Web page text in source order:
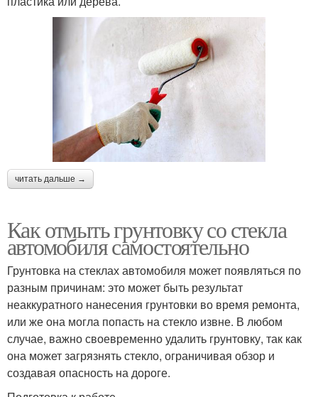
читать дальше →
Как отмыть грунтовку со стекла
автомобиля самостоятельно
Грунтовка на стеклах автомобиля может появляться по
разным причинам: это может быть результат
неаккуратного нанесения грунтовки во время ремонта,
или же она могла попасть на стекло извне. В любом
случае, важно своевременно удалить грунтовку, так как
она может загрязнять стекло, ограничивая обзор и
создавая опасность на дороге.